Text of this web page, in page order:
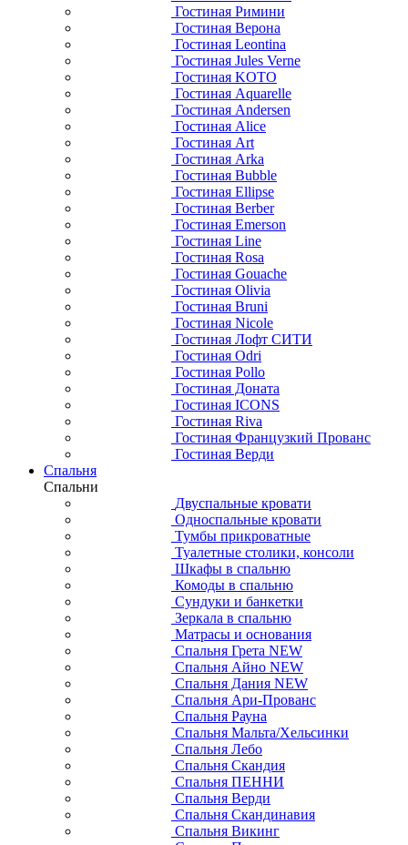
Гостиная Римини
Гостиная Верона
Гостиная Leontina
Гостиная Jules Verne
Гостиная KOTO
Гостиная Aquarelle
Гостиная Andersen
Гостиная Alice
Гостиная Art
Гостиная Arka
Гостиная Bubble
Гостиная Ellipse
Гостиная Berber
Гостиная Emerson
Гостиная Line
Гостиная Rosa
Гостиная Gouache
Гостиная Olivia
Гостиная Bruni
Гостиная Nicole
Гостиная Лофт СИТИ
Гостиная Odri
Гостиная Pollo
Гостиная Доната
Гостиная ICONS
Гостиная Riva
Гостиная Французкий Прованс
Гостиная Верди
Спальня
Спальни
Двуспальные кровати
Односпальные кровати
Тумбы прикроватные
Туалетные столики, консоли
Шкафы в спальню
Комоды в спальню
Сундуки и банкетки
Зеркала в спальню
Матрасы и основания
Спальня Грета NEW
Спальня Айно NEW
Спальня Дания NEW
Спальня Ари-Прованс
Спальня Рауна
Спальня Мальта/Хельсинки
Спальня Лебо
Спальня Скандия
Спальня ПЕННИ
Спальня Верди
Спальня Скандинавия
Спальня Викинг